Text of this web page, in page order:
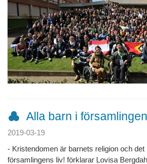
Alla barn i
2019-03-19
- Kristendomen är barnets religion och
församlingens liv! förklarar Lovisa